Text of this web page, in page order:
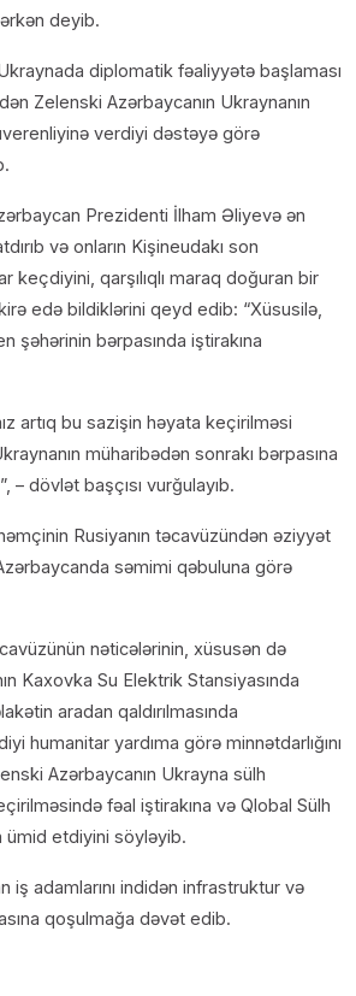
deyib.
diplomatik fəaliyyətə başlaması
Zelenski Azərbaycanın Ukraynanın
verdiyi dəstəyə görə
Prezidenti İlham Əliyevə ən
və onların Kişineudakı son
keçdiyini, qarşılıqlı maraq doğuran bir
edə bildiklərini qeyd edib: “Xüsusilə,
şəhərinin bərpasında iştirakına
artıq bu sazişin həyata keçirilməsi
müharibədən sonrakı bərpasına
– dövlət başçısı vurğulayıb.
Rusiyanın təcavüzündən əziyyət
səmimi qəbuluna görə
nəticələrinin, xüsusən də
Kaxovka Su Elektrik Stansiyasında
aradan qaldırılmasında
humanitar yardıma görə minnətdarlığını
Azərbaycanın Ukrayna sülh
fəal iştirakına və Qlobal Sülh
ümid etdiyini söyləyib.
iş adamlarını indidən infrastruktur və
qoşulmağa dəvət edib.